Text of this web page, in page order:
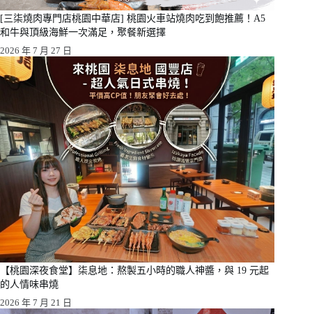
[三柒燒肉專門店桃園中華店] 桃園火車站燒肉吃到飽推薦！A5
和牛與頂級海鮮一次滿足，聚餐新選擇
2026 年 7 月 27 日
【桃園深夜食堂】柒息地：熬製五小時的職人神醬，與 19 元起
的人情味串燒
2026 年 7 月 21 日